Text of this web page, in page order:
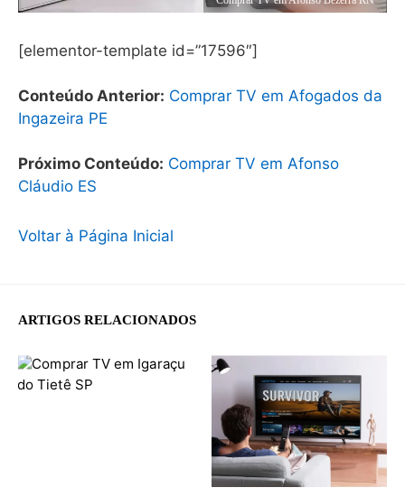
[elementor-template id=”17596″]
Conteúdo Anterior: Comprar TV em Afogados da
Ingazeira PE
Próximo Conteúdo: Comprar TV em Afonso
Cláudio ES
Voltar à Página Inicial
ARTIGOS RELACIONADOS